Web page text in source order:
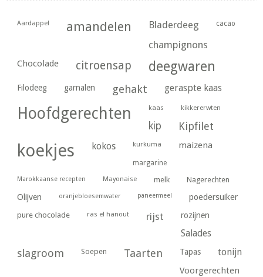
Aardappel amandelen Bladerdeeg cacao
champignons
Chocolade citroensap deegwaren
Filodeeg garnalen gehakt geraspte kaas
Hoofdgerechten kaas kikkererwten
kip Kipfilet
koekjes kokos kurkuma maizena
margarine
Marokkaanse recepten Mayonaise melk Nagerechten
Olijven oranjebloesemwater paneermeel poedersuiker
pure chocolade ras el hanout rijst rozijnen
Salades
slagroom Soepen Taarten Tapas tonijn
Voorgerechten